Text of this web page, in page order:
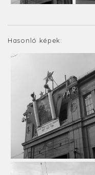
Hasonló képek: